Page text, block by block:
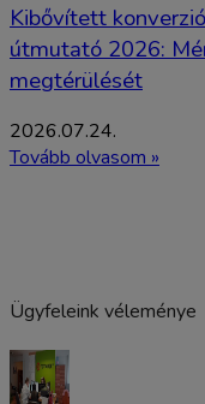
Kibővített
útmutató 2026:
megtérülését
2026.07.24.
Tovább olvasom »
Ügyfeleink véleménye